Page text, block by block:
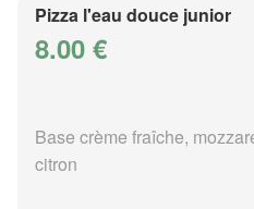
Pizza l'eau douce junior
8.00 €
Base crème fraîche,
citron